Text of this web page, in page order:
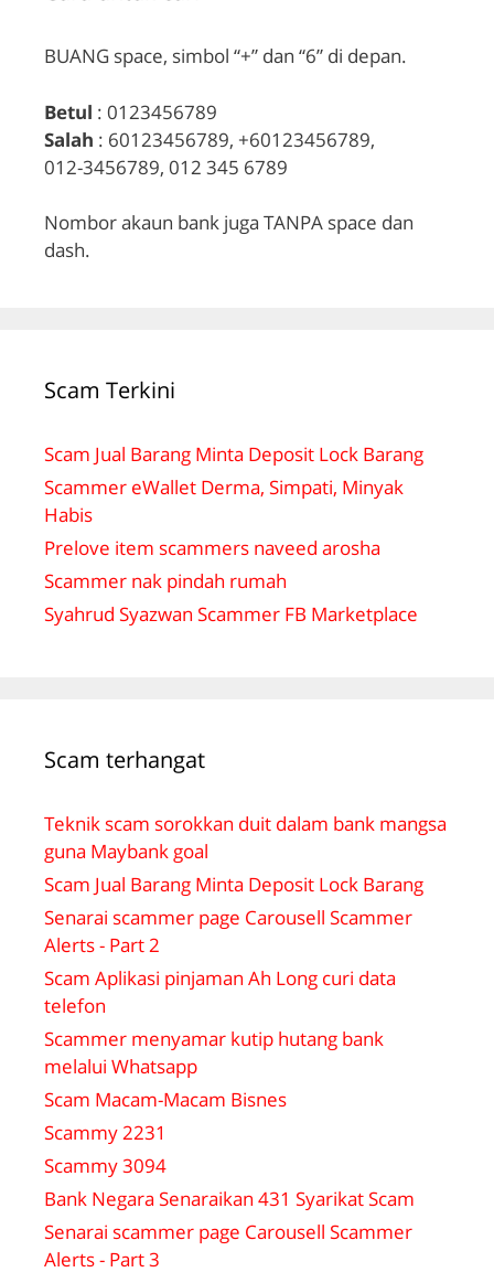
BUANG space, simbol “+” dan “6” di depan.
Betul : 0123456789
Salah : 60123456789, +60123456789,
012-3456789, 012 345 6789
Nombor akaun bank juga TANPA space dan
dash.
Scam Terkini
Scam Jual Barang Minta Deposit Lock Barang
Scammer eWallet Derma, Simpati, Minyak
Habis
Prelove item scammers naveed arosha
Scammer nak pindah rumah
Syahrud Syazwan Scammer FB Marketplace
Scam terhangat
Teknik scam sorokkan duit dalam bank mangsa
guna Maybank goal
Scam Jual Barang Minta Deposit Lock Barang
Senarai scammer page Carousell Scammer
Alerts - Part 2
Scam Aplikasi pinjaman Ah Long curi data
telefon
Scammer menyamar kutip hutang bank
melalui Whatsapp
Scam Macam-Macam Bisnes
Scammy 2231
Scammy 3094
Bank Negara Senaraikan 431 Syarikat Scam
Senarai scammer page Carousell Scammer
Alerts - Part 3